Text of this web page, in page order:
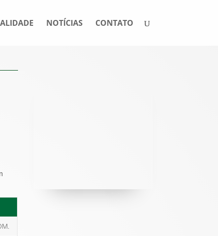
NOTÍCIAS CONTATO